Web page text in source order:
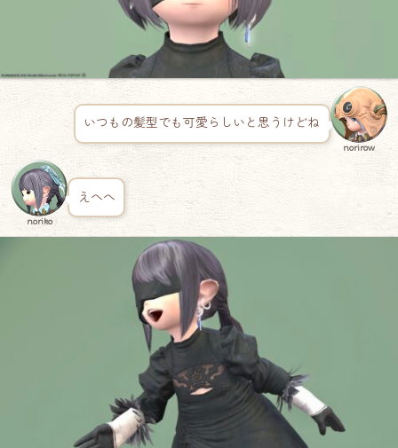
いつもの髪型でも可愛らしいと思うけどね
norirow
noriko
えへへ